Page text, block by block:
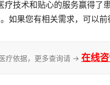
如果您有相关需求，可以前
疗依据，更多查询请 → 在线